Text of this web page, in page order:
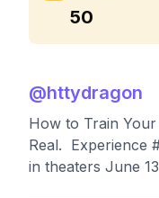
50
@httydragon
How to Train
Real. Experience
in theaters June